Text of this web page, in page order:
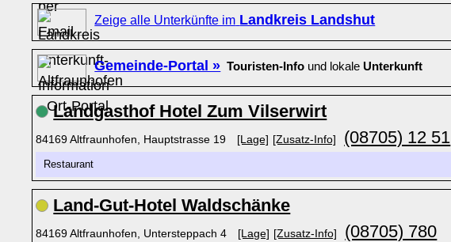
Zeige alle Unterkünfte im Landkreis Landshut
Gemeinde-Portal » Touristen-Info und lokale Unterkunft
Landgasthof Hotel Zum Vilserwirt
84169 Altfraunhofen, Hauptstrasse 19 [Lage] [Zusatz-Info] (08705) 12 51
Restaurant
Land-Gut-Hotel Waldschänke
84169 Altfraunhofen, Untersteppach 4 [Lage] [Zusatz-Info] (08705) 780